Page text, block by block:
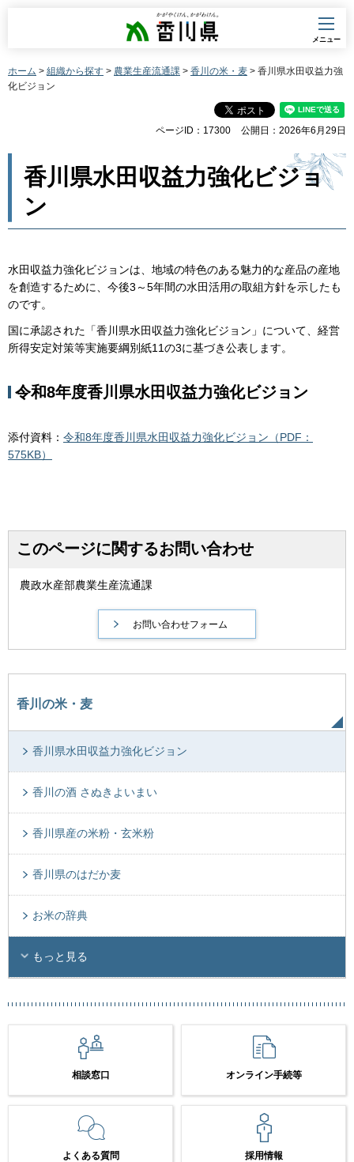
香川県
メニュー
ホーム > 組織から探す > 農業生産流通課 > 香川の米・麦 > 香川県水田収益力強
化ビジョン
ページID：17300 公開日：2026年6月29日
香川県水田収益力強化ビジョ
ン
水田収益力強化ビジョンは、地域の特色のある魅力的な産品の産地
を創造するために、今後3～5年間の水田活用の取組方針を示したも
のです。
国に承認された「香川県水田収益力強化ビジョン」について、経営
所得安定対策等実施要綱別紙11の3に基づき公表します。
令和8年度香川県水田収益力強化ビジョン
添付資料： 令和8年度香川県水田収益力強化ビジョン（PDF：
575KB）
このページに関するお問い合わせ
農政水産部農業生産流通課
香川の米・麦
香川県水田収益力強化ビジョン
香川の酒 さぬきよいまい
香川県産の米粉・玄米粉
香川県のはだか麦
お米の辞典
もっと見る
相談窓口 オンライン手続等
よくある質問 採用情報